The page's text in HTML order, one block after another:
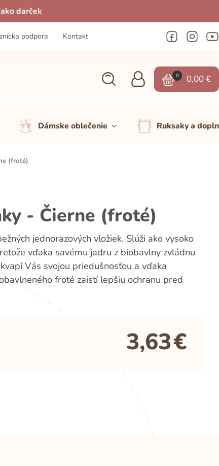
darček
podpora Kontakt
0 0,00€
Dámske oblečenie Ruksaky a
(froté)
- Čierne (froté)
jednorazových vložiek. Slúži ako vysoko
vďaka savému jadru z biobavlny zvládnu
Vás svojou priedušnosťou a vďaka
froté zaistí lepšiu ochranu pred
3,63€